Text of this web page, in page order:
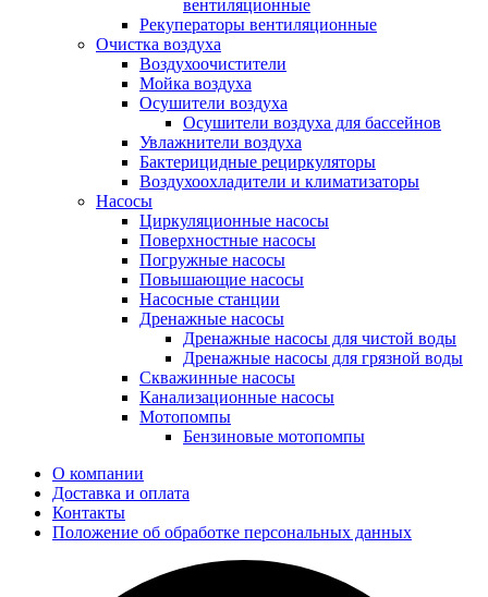
вентиляционные
Рекуператоры вентиляционные
Очистка воздуха
Воздухоочистители
Мойка воздуха
Осушители воздуха
Осушители воздуха для бассейнов
Увлажнители воздуха
Бактерицидные рециркуляторы
Воздухоохладители и климатизаторы
Насосы
Циркуляционные насосы
Поверхностные насосы
Погружные насосы
Повышающие насосы
Насосные станции
Дренажные насосы
Дренажные насосы для чистой воды
Дренажные насосы для грязной воды
Скважинные насосы
Канализационные насосы
Мотопомпы
Бензиновые мотопомпы
О компании
Доставка и оплата
Контакты
Положение об обработке персональных данных